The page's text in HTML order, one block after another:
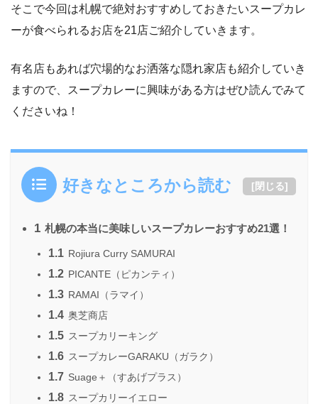
そこで今回は札幌で絶対おすすめしておきたいスープカレ
ーが食べられるお店を21店ご紹介していきます。
有名店もあれば穴場的なお洒落な隠れ家店も紹介していき
ますので、スープカレーに興味がある方はぜひ読んでみて
くださいね！
好きなところから読む [閉じる]
1 札幌の本当に美味しいスープカレーおすすめ21選！
1.1 Rojiura Curry SAMURAI
1.2 PICANTE（ピカンティ）
1.3 RAMAI（ラマイ）
1.4 奥芝商店
1.5 スープカリーキング
1.6 スープカレーGARAKU（ガラク）
1.7 Suage＋（すあげプラス）
1.8 スープカリーイエロー